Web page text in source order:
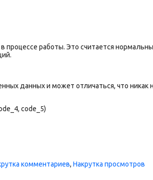
процессе работы. Это считается
данных и может отличаться, что никак
code_5)
комментариев, Накрутка просмотров